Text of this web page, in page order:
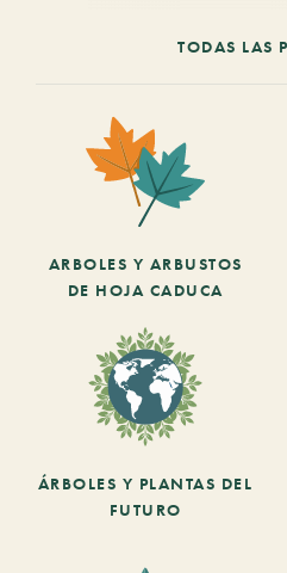
TODAS LAS
ARBOLES Y ARBUSTOS
DE HOJA CADUCA
ÁRBOLES Y PLANTAS DEL
FUTURO